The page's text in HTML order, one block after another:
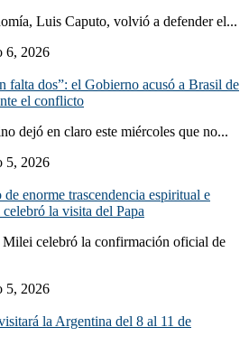
Luis Caputo, volvió a defender el...
6, 2026
falta dos”: el Gobierno acusó a Brasil de
el conflicto
dejó en claro este miércoles que no...
5, 2026
enorme trascendencia espiritual e
la visita del Papa
Milei celebró la confirmación oficial de
5, 2026
la Argentina del 8 al 11 de